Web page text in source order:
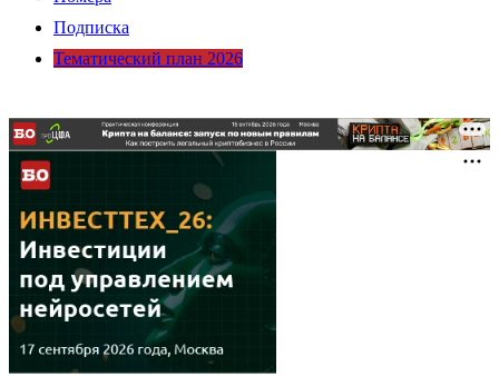
Подписка
Тематический план 2026